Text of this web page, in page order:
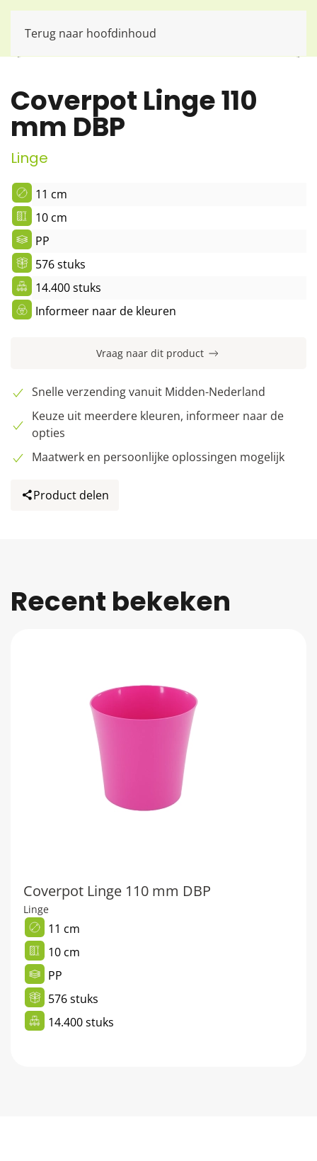
Terug naar hoofdinhoud
Coverpot Linge 110
mm DBP
Linge
11 cm
10 cm
PP
576 stuks
14.400 stuks
Informeer naar de kleuren
Vraag naar dit product
Snelle verzending vanuit Midden-Nederland
Keuze uit meerdere kleuren, informeer naar de
opties
Maatwerk en persoonlijke oplossingen mogelijk
Product delen
Recent bekeken
Coverpot Linge 110 mm DBP
Linge
11 cm
10 cm
PP
576 stuks
14.400 stuks